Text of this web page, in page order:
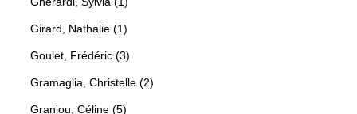
Girard, Nathalie (1)
Goulet, Frédéric (3)
Gramaglia, Christelle (2)
Granjou, Céline (5)